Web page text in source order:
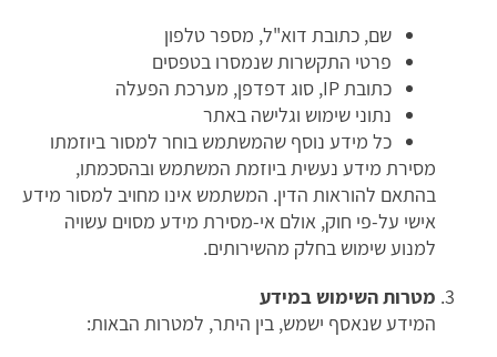
שם, כתובת דוא"ל, מספר טלפון
פרטי התקשרות שנמסרו בטפסים
כתובת IP, סוג דפדפן, מערכת הפעלה
נתוני שימוש וגלישה באתר
כל מידע נוסף שהמשתמש בוחר למסור ביוזמתו
מסירת מידע נעשית ביוזמת המשתמש ובהסכמתו,
בהתאם להוראות הדין. המשתמש אינו מחויב למסור מידע
אישי על-פי חוק, אולם אי-מסירת מידע מסוים עשויה
למנוע שימוש בחלק מהשירותים.
מטרות השימוש במידע
המידע שנאסף ישמש, בין היתר, למטרות הבאות: